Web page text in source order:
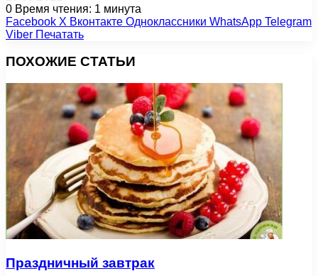
0 Время чтения: 1 минута
Facebook X Вконтакте Одноклассники WhatsApp Telegram
Viber Печатать
ПОХОЖИЕ СТАТЬИ
Праздничный завтрак